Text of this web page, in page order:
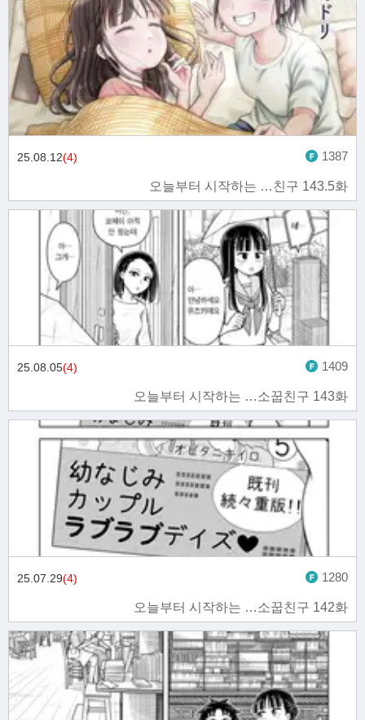
오늘부터 시작하는 …친구 143.5화
25.08.12(4) 1387
오늘부터 시작하는 …소꿉친구 143화
25.08.05(4) 1409
오늘부터 시작하는 …소꿉친구 142화
25.07.29(4) 1280